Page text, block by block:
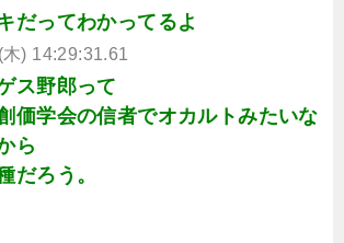
だってわかってるよ
) 14:29:31.61
ス野郎って
価学会の信者でオカルトみたいな
ら
だろう。